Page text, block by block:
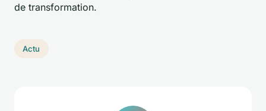
de transformation.
Actu